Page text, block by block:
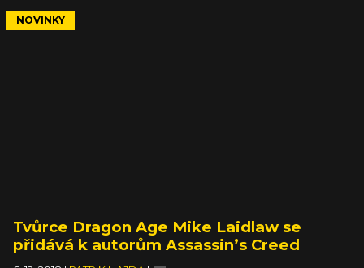
těch původních už v kanadském studiu moc nezbylo. Víc
než zašlou slávu značky se tak možná vyplatí sledovat
NOVINKY
Tvůrce Dragon Age Mike Laidlaw se
přidává k autorům Assassin’s Creed